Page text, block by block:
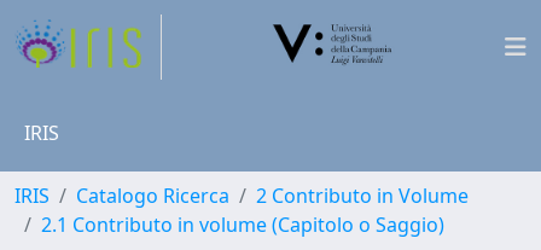
IRIS
IRIS Catalogo Ricerca
2 Contributo in Volume
2.1 Contributo in volume (Capitolo o Saggio)